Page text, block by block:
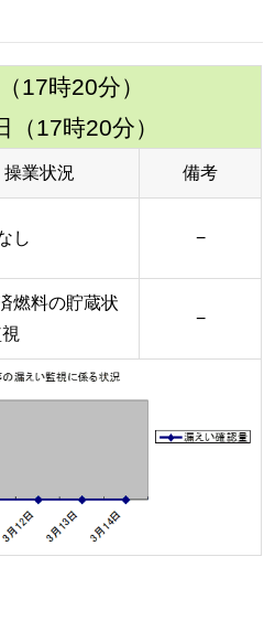
17時20分）
（17時20分）
操業状況 備考
し −
燃料の貯蔵状
−